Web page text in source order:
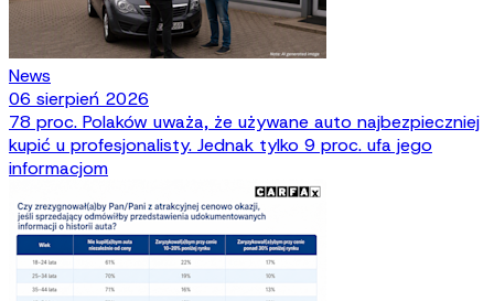
News
06 sierpień 2026
78 proc. Polaków uważa, że używane auto najbezpieczniej
kupić u profesjonalisty. Jednak tylko 9 proc. ufa jego
informacjom